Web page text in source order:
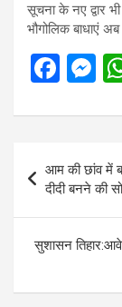
सूचना के नए द्वार
भौगोलिक बाधाएं
F
ce
b
o
o
k
M
n
g
er
navigation
आम की छांव में
दीदी बनने की
सुशासन